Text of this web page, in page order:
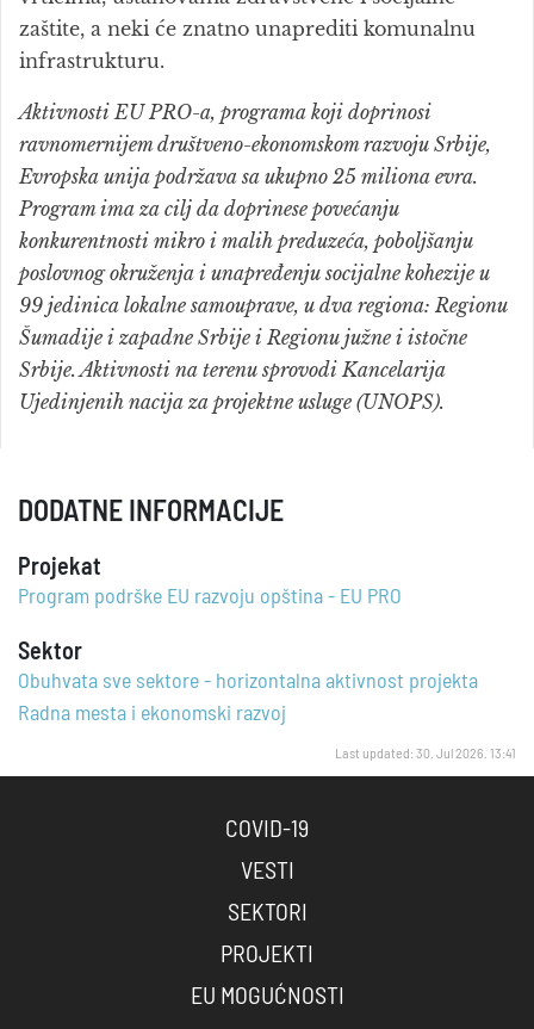
zaštite, a neki će znatno unaprediti komunalnu
infrastrukturu.
Aktivnosti EU PRO-a, programa koji doprinosi
ravnomernijem društveno-ekonomskom razvoju Srbije,
Evropska unija podržava sa ukupno 25 miliona evra.
Program ima za cilj da doprinese povećanju
konkurentnosti mikro i malih preduzeća, poboljšanju
poslovnog okruženja i unapređenju socijalne kohezije u
99 jedinica lokalne samouprave, u dva regiona: Regionu
Šumadije i zapadne Srbije i Regionu južne i istočne
Srbije. Aktivnosti na terenu sprovodi Kancelarija
Ujedinjenih nacija za projektne usluge (UNOPS).
DODATNE INFORMACIJE
Projekat
Program podrške EU razvoju opština - EU PRO
Sektor
Obuhvata sve sektore - horizontalna aktivnost projekta
Radna mesta i ekonomski razvoj
Last updated: 30. Jul 2026. 13:41
COVID-19
VESTI
SEKTORI
PROJEKTI
EU MOGUĆNOSTI